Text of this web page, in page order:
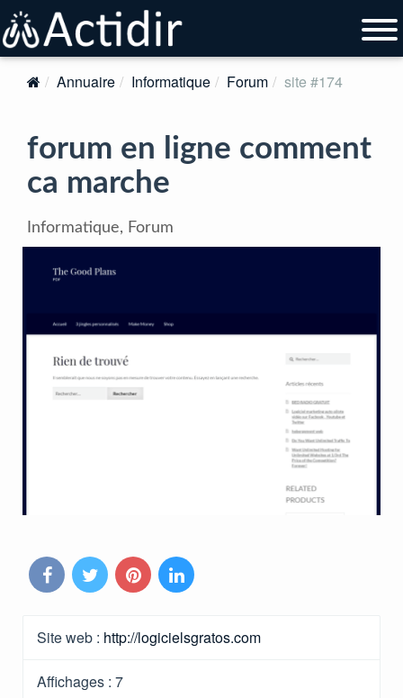
Annuaire Informatique Forum site #174
forum en ligne comment
ca marche
Informatique, Forum
Site web : http://logicielsgratos.com
Affichages : 7